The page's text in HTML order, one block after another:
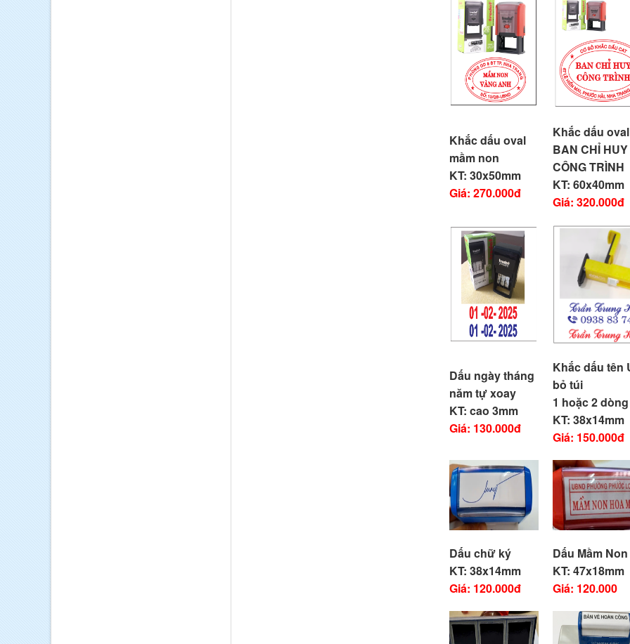
Khắc dấu oval
mầm non
KT: 30x50mm
Giá: 270.000đ
Khắc dấu
BAN CHỈ HUY
CÔNG TRÌNH
KT: 60x40mm
Giá: 320.000đ
Dấu ngày tháng
năm tự xoay
KT: cao 3mm
Giá: 130.000đ
Khắc dấu tên
bỏ túi
1 hoặc 2 dòng
KT: 38x14mm
Giá: 150.000đ
Dấu chữ ký
KT: 38x14mm
Giá: 120.000đ
Dấu Mầm Non
KT: 47x18mm
Giá: 120.000